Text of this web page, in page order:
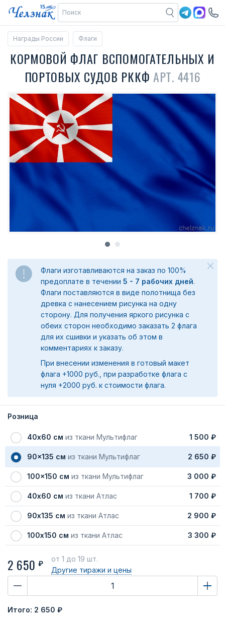
Награды России Флаги
КОРМОВОЙ ФЛАГ ВСПОМОГАТЕЛЬНЫХ И
ПОРТОВЫХ СУДОВ РККФ АРТ. 4416
Флаги изготавливаются на заказ по 100%
предоплате в течении 5 - 7 рабочих дней.
Флаги поставляются в виде полотнища без
древка с нанесением рисунка на одну
сторону. Для получения яркого рисунка с
обеих сторон необходимо заказать 2 флага
для их сшивки и указать об этом в
комментариях к заказу.
При внесении изменения в готовый макет
флага +1000 руб., при разработке флага с
нуля +2000 руб. к стоимости флага.
Розница
40х60 см из ткани Мультифлаг 1 500 ₽
90x135 см из ткани Мультифлаг 2 650 ₽
100x150 см из ткани Мультифлаг 3 000 ₽
40х60 см из ткани Атлас 1 700 ₽
90х135 см из ткани Атлас 2 900 ₽
100х150 см из ткани Атлас 3 300 ₽
2 650 ₽
от 1 до 19 шт.
Другие тиражи и цены
Итого: 2 650 ₽